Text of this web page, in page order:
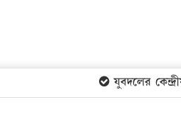
যুবদলের কেন্দ্রীয়